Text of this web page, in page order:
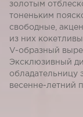
золотым
тоненьким
свободные,
из них
V-образный
Эксклюзивный
обладательницу
весенне-летний